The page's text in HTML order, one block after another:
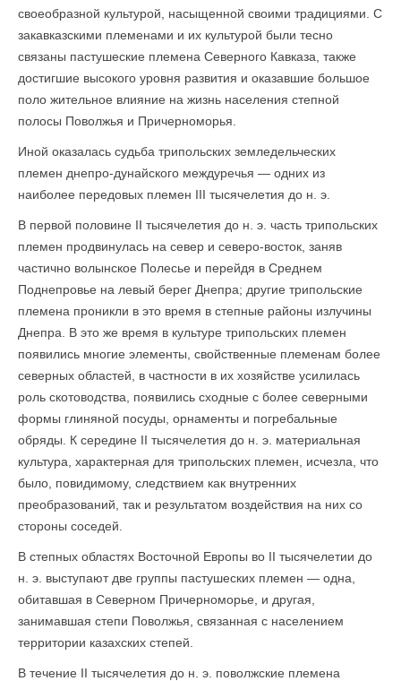
своеобразной культурой, насыщенной своими традициями. С
закавказскими племенами и их культурой были тесно
связаны пастушеские племена Северного Кавказа, также
достигшие высокого уровня развития и оказавшие большое
поло жительное влияние на жизнь населения степной
полосы Поволжья и Причерноморья.
Иной оказалась судьба трипольских земледельческих
племен днепро-дунайского междуречья — одних из
наиболее передовых племен III тысячелетия до н. э.
В первой половине II тысячелетия до н. э. часть трипольских
племен продвинулась на север и северо-восток, заняв
частично волынское Полесье и перейдя в Среднем
Поднепровье на левый берег Днепра; другие трипольские
племена проникли в это время в степные районы излучины
Днепра. В это же время в культуре трипольских племен
появились многие элементы, свойственные племенам более
северных областей, в частности в их хозяйстве усилилась
роль скотоводства, появились сходные с более северными
формы глиняной посуды, орнаменты и погребальные
обряды. К середине II тысячелетия до н. э. материальная
культура, характерная для трипольских племен, исчезла, что
было, повидимому, следствием как внутренних
преобразований, так и результатом воздействия на них со
стороны соседей.
В степных областях Восточной Европы во II тысячелетии до
н. э. выступают две группы пастушеских племен — одна,
обитавшая в Северном Причерноморье, и другая,
занимавшая степи Поволжья, связанная с населением
территории казахских степей.
В течение II тысячелетия до н. э. поволжские племена